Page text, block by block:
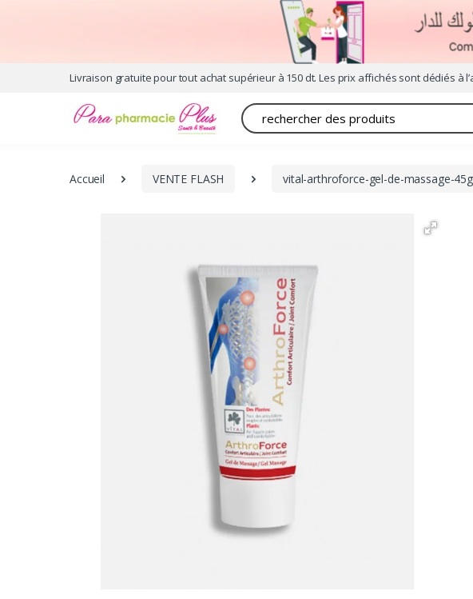
Livraison gratuite pour tout achat supérieur à 150 dt. Les prix affichés sont dédiés à
Recherche
Accueil VENTE FLASH vital-arthroforce-gel-de-massage-45g